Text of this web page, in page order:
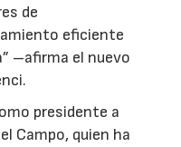
de
eficiente
–afirma el nuevo
presidente a
Campo, quien ha